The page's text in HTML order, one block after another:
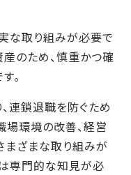
な取り組みが必要で
産のため、慎重かつ確
。
連鎖退職を防ぐため
環境の改善、経営
ざまな取り組みが
専門的な知見が必